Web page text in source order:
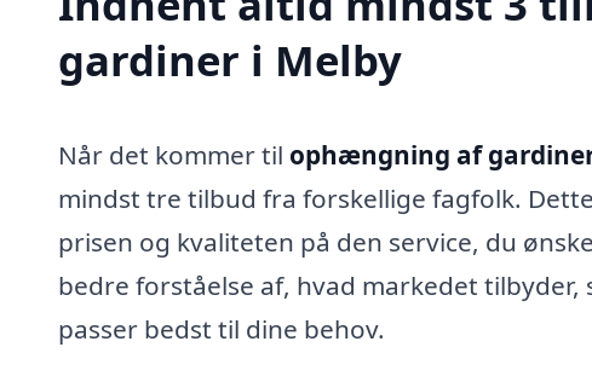
gardiner i Melby
Når det kommer til ophængning af
mindst tre tilbud fra forskellige fagfolk.
prisen og kvaliteten på den service, du
bedre forståelse af, hvad markedet
passer bedst til dine behov.